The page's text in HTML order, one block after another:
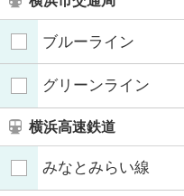
ブルーライン
グリーンライン
横浜高速鉄道
みなとみらい線